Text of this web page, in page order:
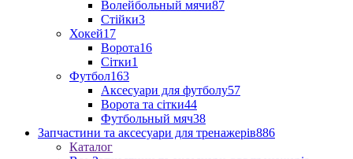
Волейбольный мячи87
Стійки3
Хокей17
Ворота16
Сітки1
Футбол163
Аксесуари для футболу57
Ворота та сітки44
Футбольный мяч38
Запчастини та аксесуари для тренажерів886
Каталог